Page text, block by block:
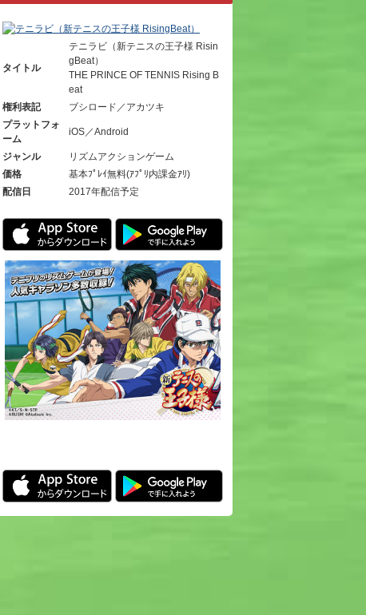
タイトル
テニラビ（新テニスの王子様 Risin
gBeat）
THE PRINCE OF TENNIS Rising B
eat
権利表記
ブシロード／アカツキ
プラットフォ
ーム
iOS／Android
ジャンル
リズムアクションゲーム
価格
基本ﾌﾟﾚｲ無料(ｱﾌﾟﾘ内課金ｱﾘ)
配信日
2017年配信予定